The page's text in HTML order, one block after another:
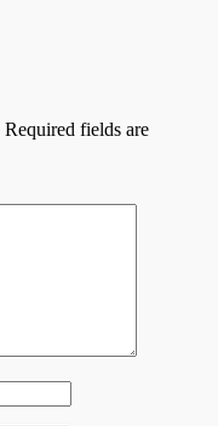
Required fields are